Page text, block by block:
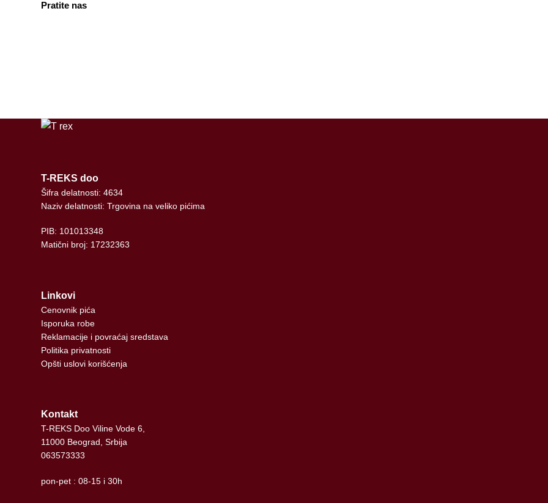
Pratite nas
T-REKS doo
Šifra delatnosti: 4634
Naziv delatnosti: Trgovina na veliko pićima
PIB: 101013348
Matični broj: 17232363
Linkovi
Cenovnik pića
Isporuka robe
Reklamacije i povraćaj sredstava
Politika privatnosti
Opšti uslovi korišćenja
Kontakt
T-REKS Doo Viline Vode 6,
11000 Beograd, Srbija
063573333
pon-pet : 08-15 i 30h